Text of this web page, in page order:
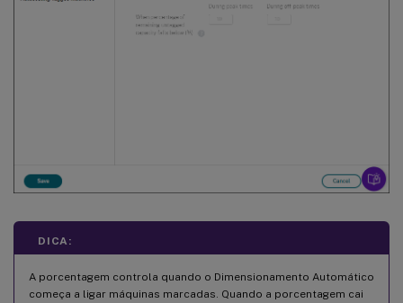
DICA:
A porcentagem controla quando o Dimensionamento Automático
começa a ligar máquinas marcadas. Quando a porcentagem cai